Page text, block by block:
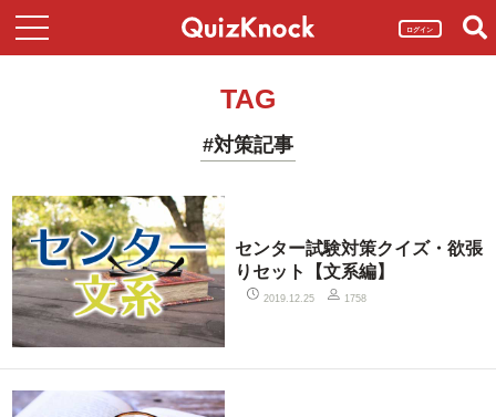
ログイン
TAG
#対策記事
センター試験対策クイズ・欲張
りセット【文系編】
2019.12.25 1758